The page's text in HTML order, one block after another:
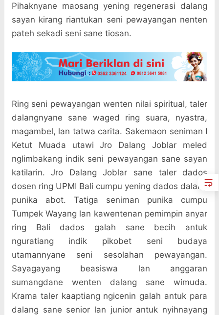
Pihaknyane maosang yening regenerasi dalang
sayan kirang riantukan seni pewayangan nenten
pateh sekadi seni sane tiosan.
Ring seni pewayangan wenten nilai spiritual, taler
dalangnyane sane waged ring suara, nyastra,
magambel, lan tatwa carita. Sakemaon seniman I
Ketut Muada utawi Jro Dalang Joblar meled
nglimbakang indik seni pewayangan sane sayan
katilarin. Jro Dalang Joblar sane taler dados
dosen ring UPMI Bali cumpu yening dados dalang
punika abot. Tatiga seniman punika cumpu
Tumpek Wayang lan kawentenan pemimpin anyar
ring Bali dados galah sane becih antuk
nguratiang indik pikobet seni budaya
utamannyane seni sesolahan pewayangan.
Sayagayang beasiswa lan anggaran
sumangdane wenten dalang sane wimuda.
Krama taler kaaptiang ngicenin galah antuk para
dalang sane senior lan junior antuk nyihnayang